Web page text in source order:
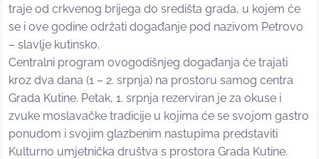
traje od crkvenog brijega do središta grada, u kojem će
se i ove godine održati događanje pod nazivom Petrovo
– slavlje kutinsko.
Centralni program ovogodišnjeg događanja će trajati
kroz dva dana (1 – 2. srpnja) na prostoru samog centra
Grada Kutine. Petak, 1. srpnja rezerviran je za okuse i
zvuke moslavačke tradicije u kojima će se svojom gastro
ponudom i svojim glazbenim nastupima predstaviti
Kulturno umjetnička društva s prostora Grada Kutine.